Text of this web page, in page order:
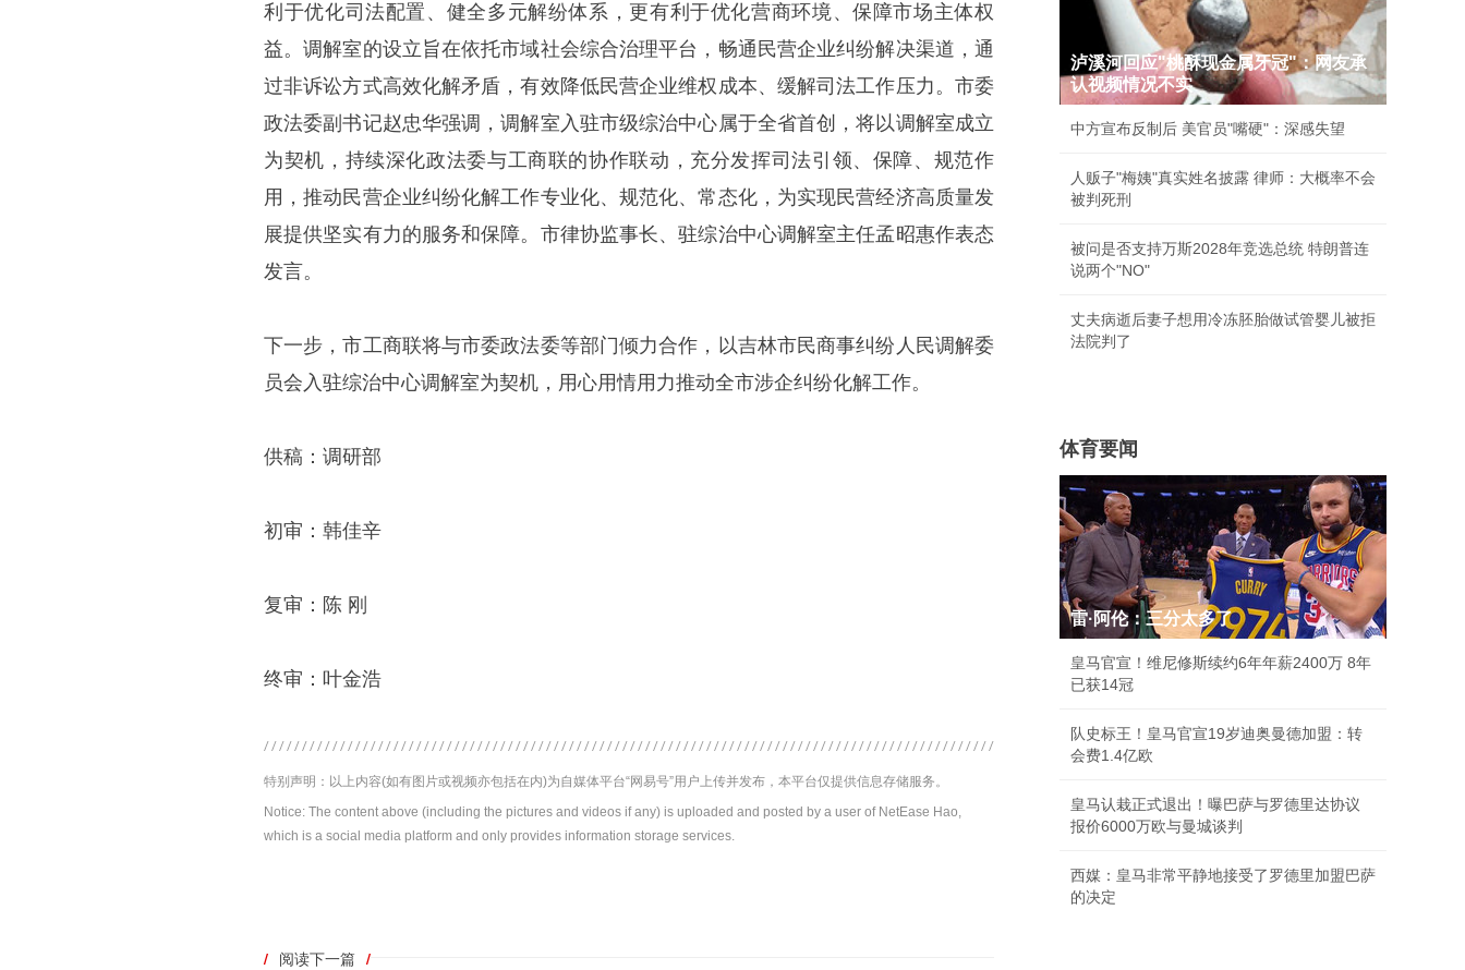
利于优化司法配置、健全多元解纷体系，更有利于优化营商环境、保障市场主体权
益。调解室的设立旨在依托市域社会综合治理平台，畅通民营企业纠纷解决渠道，通
过非诉讼方式高效化解矛盾，有效降低民营企业维权成本、缓解司法工作压力。市委
政法委副书记赵忠华强调，调解室入驻市级综治中心属于全省首创，将以调解室成立
为契机，持续深化政法委与工商联的协作联动，充分发挥司法引领、保障、规范作
用，推动民营企业纠纷化解工作专业化、规范化、常态化，为实现民营经济高质量发
展提供坚实有力的服务和保障。市律协监事长、驻综治中心调解室主任孟昭惠作表态
发言。
下一步，市工商联将与市委政法委等部门倾力合作，以吉林市民商事纠纷人民调解委
员会入驻综治中心调解室为契机，用心用情用力推动全市涉企纠纷化解工作。
供稿：调研部
初审：韩佳辛
复审：陈 刚
终审：叶金浩
特别声明：以上内容(如有图片或视频亦包括在内)为自媒体平台“网易号”用户上传并发布，本平台仅提供信息存储服务。
Notice: The content above (including the pictures and videos if any) is uploaded and posted by a user of NetEase Hao,
which is a social media platform and only provides information storage services.
/ 阅读下一篇 /
泸溪河回应"桃酥现金属牙冠"：网友承
认视频情况不实
中方宣布反制后 美官员"嘴硬"：深感失望
人贩子"梅姨"真实姓名披露 律师：大概率不会
被判死刑
被问是否支持万斯2028年竞选总统 特朗普连
说两个"NO"
丈夫病逝后妻子想用冷冻胚胎做试管婴儿被拒
法院判了
体育要闻
雷·阿伦：三分太多了
皇马官宣！维尼修斯续约6年年薪2400万 8年
已获14冠
队史标王！皇马官宣19岁迪奥曼德加盟：转
会费1.4亿欧
皇马认栽正式退出！曝巴萨与罗德里达协议
报价6000万欧与曼城谈判
西媒：皇马非常平静地接受了罗德里加盟巴萨
的决定